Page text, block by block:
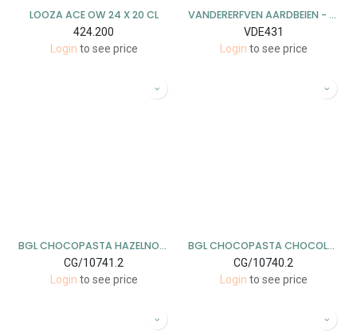
LOOZA ACE OW 24 X 20 CL
424.200
Login to see price
VANDERERFVEN AARDBEIEN - FRAMBOOS 6X215GR
VDE431
Login to see price
BGL CHOCOPASTA HAZELNOOT / NOISETTES 12 X 200 GR
CG/10741.2
Login to see price
BGL CHOCOPASTA CHOCOLADE 12 X 200 GR
CG/10740.2
Login to see price